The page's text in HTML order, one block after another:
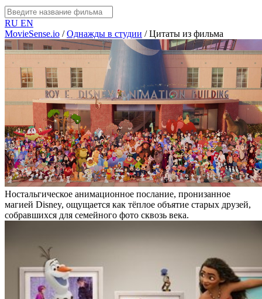
RU EN
MovieSense.io / Однажды в студии / Цитаты из фильма
Ностальгическое анимационное послание, пронизанное
магией Disney, ощущается как тёплое объятие старых друзей,
собравшихся для семейного фото сквозь века.